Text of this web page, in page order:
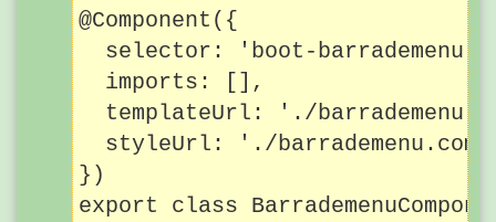
@Component({
  selector: 'boot-barrademenu',
  imports: [],
templateUrl: './
styleUrl: './
})
export class